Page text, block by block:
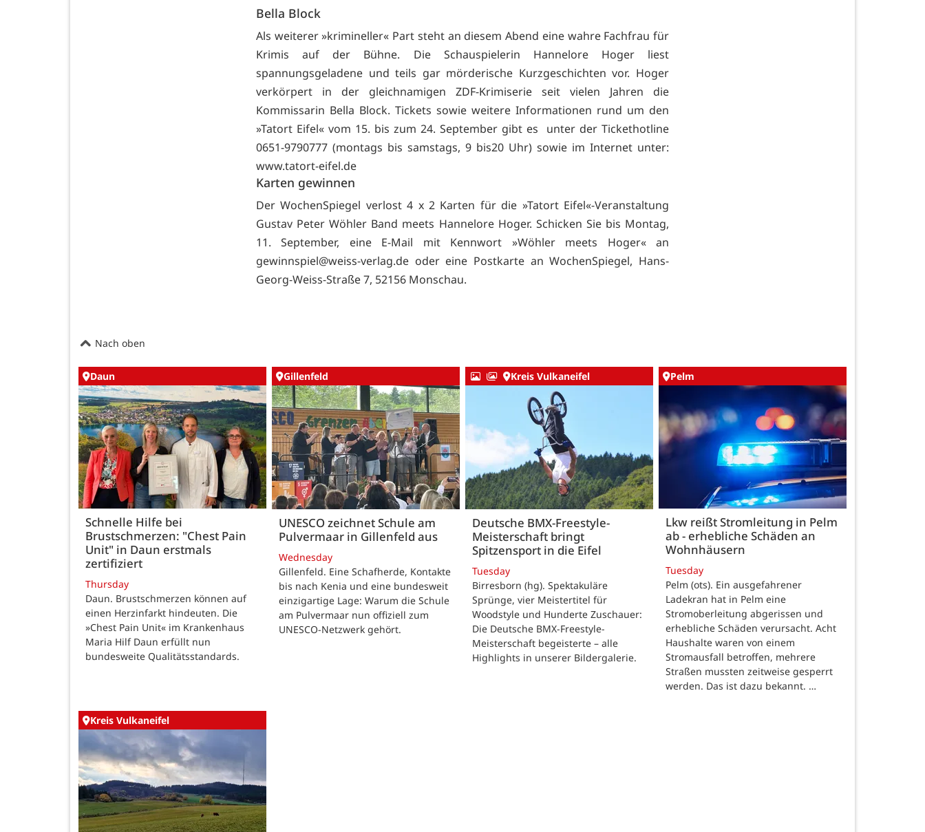
Bella Block
Als weiterer »krimineller« Part steht an diesem Abend eine wahre Fachfrau für
Krimis auf der Bühne. Die Schauspielerin Hannelore Hoger liest
spannungsgeladene und teils gar mörderische Kurzgeschichten vor. Hoger
verkörpert in der gleichnamigen ZDF-Krimiserie seit vielen Jahren die
Kommissarin Bella Block. Tickets sowie weitere Informationen rund um den
»Tatort Eifel« vom 15. bis zum 24. September gibt es unter der Tickethotline
0651-9790777 (montags bis samstags, 9 bis20 Uhr) sowie im Internet unter:
www.tatort-eifel.de
Karten gewinnen
Der WochenSpiegel verlost 4 x 2 Karten für die »Tatort Eifel«-Veranstaltung
Gustav Peter Wöhler Band meets Hannelore Hoger. Schicken Sie bis Montag,
11. September, eine E-Mail mit Kennwort »Wöhler meets Hoger« an
gewinnspiel@weiss-verlag.de oder eine Postkarte an WochenSpiegel, Hans-
Georg-Weiss-Straße 7, 52156 Monschau.
Nach oben
Daun
Schnelle Hilfe bei
Brustschmerzen: "Chest Pain
Unit" in Daun erstmals
zertifiziert
Thursday
Daun. Brustschmerzen können auf
einen Herzinfarkt hindeuten. Die
»Chest Pain Unit« im Krankenhaus
Maria Hilf Daun erfüllt nun
bundesweite Qualitätsstandards.
Gillenfeld
UNESCO zeichnet Schule am
Pulvermaar in Gillenfeld aus
Wednesday
Gillenfeld. Eine Schafherde, Kontakte
bis nach Kenia und eine bundesweit
einzigartige Lage: Warum die Schule
am Pulvermaar nun offiziell zum
UNESCO-Netzwerk gehört.
Kreis Vulkaneifel
Deutsche BMX-Freestyle-
Meisterschaft bringt
Spitzensport in die Eifel
Tuesday
Birresborn (hg). Spektakuläre
Sprünge, vier Meistertitel für
Woodstyle und Hunderte Zuschauer:
Die Deutsche BMX-Freestyle-
Meisterschaft begeisterte – alle
Highlights in unserer Bildergalerie.
Pelm
Lkw reißt Stromleitung in Pelm
ab - erhebliche Schäden an
Wohnhäusern
Tuesday
Pelm (ots). Ein ausgefahrener
Ladekran hat in Pelm eine
Stromoberleitung abgerissen und
erhebliche Schäden verursacht. Acht
Haushalte waren von einem
Stromausfall betroffen, mehrere
Straßen mussten zeitweise gesperrt
werden. Das ist dazu bekannt. …
Kreis Vulkaneifel